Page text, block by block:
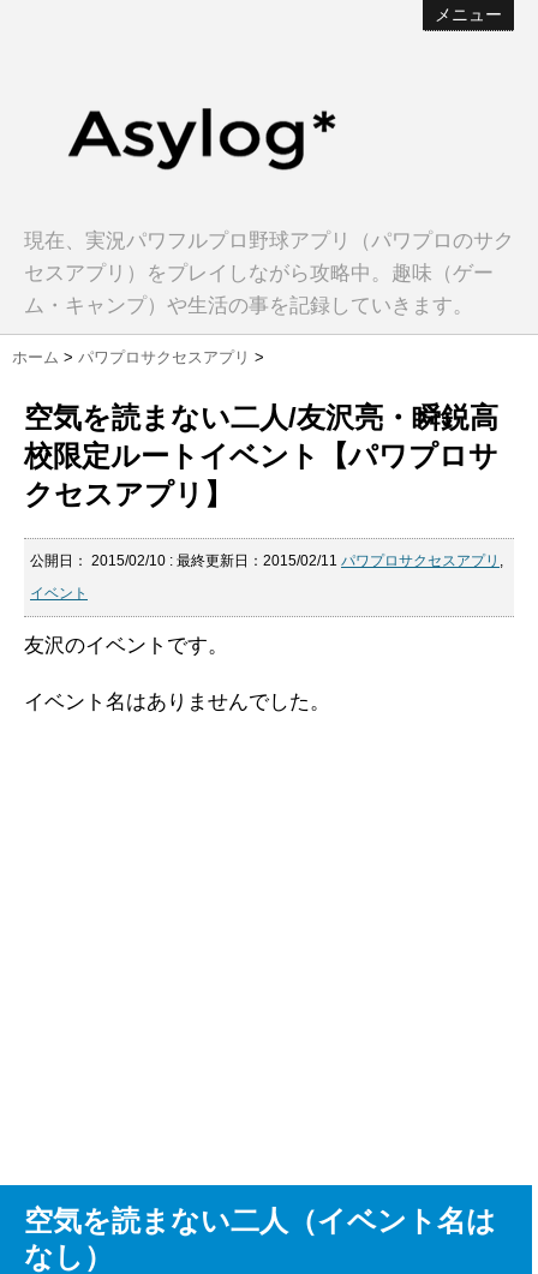
メニュー
現在、実況パワフルプロ野球アプリ（パワプロのサク
セスアプリ）をプレイしながら攻略中。趣味（ゲー
ム・キャンプ）や生活の事を記録していきます。
ホーム > パワプロサクセスアプリ >
空気を読まない二人/友沢亮・瞬鋭高
校限定ルートイベント【パワプロサ
クセスアプリ】
公開日： 2015/02/10 : 最終更新日：2015/02/11 パワプロサクセスアプリ ,
イベント
友沢のイベントです。
イベント名はありませんでした。
空気を読まない二人（イベント名は
なし）